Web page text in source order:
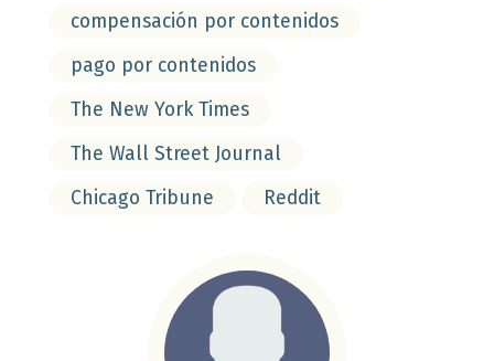
compensación por contenidos
pago por contenidos
The New York Times
The Wall Street Journal
Chicago Tribune
Reddit